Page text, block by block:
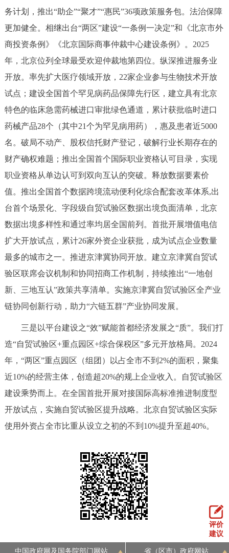
务计划，推出“助企”“聚才”“惠民”36项政策服务包。法治保障
更加健全。相继出台“两区”建设“一条例一决定”和《北京市外
商投资条例》《北京国际商事仲裁中心建设条例》。2025
年，北京位列全球最受欢迎仲裁地第四位。纵深推进服务业
开放。率先扩大医疗领域开放，22家企业参与生物技术开放
试点；建设全国首个罕见病药品保障先行区，建立具有北京
特色的临床急需药械进口审批绿色通道，累计获批临时进口
药械产品28个（其中21个为罕见病用药），惠及患者近5000
名。破局不动产、股权信托财产登记，破解行业长期存在的
财产确权难题；推出全国首个国际职业资格认可目录，实现
职业资格从单边认可到双向互认的突破。释放数据要素价
值。推出全国首个数据跨境流动便利化综合配套改革体系,出
台首个场景化、字段级自贸试验区数据出境负面清单，北京
数据出境多样性和通过率均居全国前列。首批开展增值电信
扩大开放试点，累计26家外资企业获批，成为试点企业数量
最多的城市之一。推进京津冀协同开放。建立京津冀自贸试
验区联席会议机制和协同招商工作机制，持续推出“一地创
新、三地互认”政策共享清单。实施京津冀自贸试验区全产业
链协同创新行动，助力“六链五群”产业协同发展。
三是以平台建设之“效”赋能首都经济发展之“质”。我们打
造“自贸试验区+重点园区+综合保税区”多元开放格局。2024
年，“两区”重点园区（组团）以占全市不到2%的面积，聚集
近10%的经营主体，创造超20%的规上企业收入。自贸试验区
建设乘势而上。在全国首批开展对接国际高标准推进制度型
开放试点，实施自贸试验区提升战略。北京自贸试验区实际
使用外资占全市比重从设立之初的不到10%提升至超40%。
评价
建议
中国政府网及国务院部门网站 省（区市）政府网站